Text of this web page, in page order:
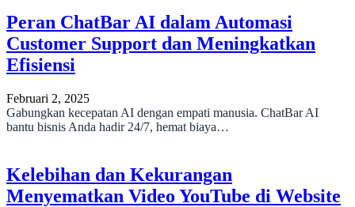
Peran ChatBar AI dalam Automasi
Customer Support dan Meningkatkan
Efisiensi
Februari 2, 2025
Gabungkan kecepatan AI dengan empati manusia. ChatBar AI
bantu bisnis Anda hadir 24/7, hemat biaya…
Kelebihan dan Kekurangan
Menyematkan Video YouTube di Website